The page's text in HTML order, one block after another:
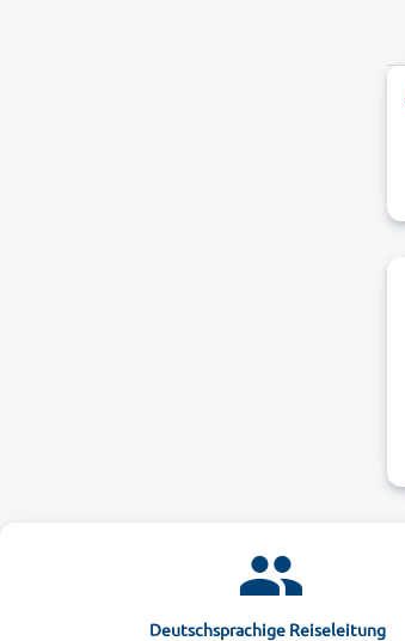
Deutschsprachige Reiseleitung